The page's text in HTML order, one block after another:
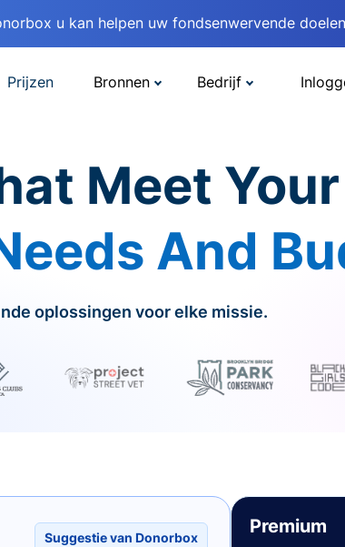
u kan helpen uw fondsenwervende
Prijzen Bronnen Bedrijf
Meet Your
And
oplossingen voor elke missie.
Suggestie van Donorbox
Premium